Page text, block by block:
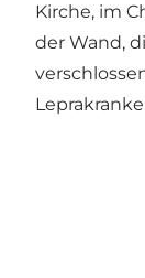
Kirche, im
der Wand,